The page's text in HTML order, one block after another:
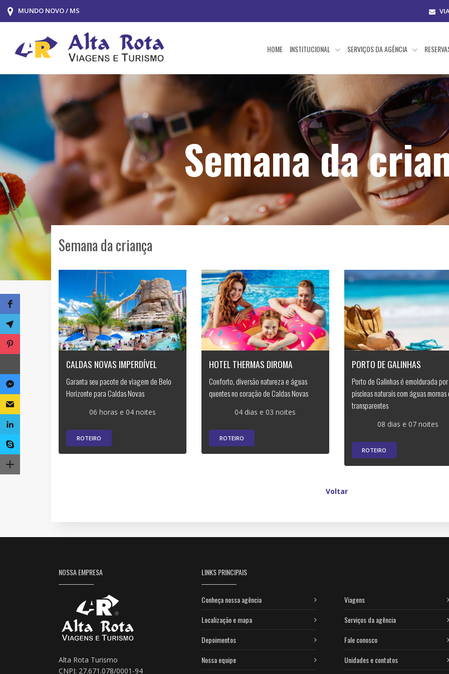
MUNDO NOVO / MS
HOME INSTITUCIONAL SERVIÇOS DA AGÊNCIA
Semana da
Semana da criança
CALDAS NOVAS IMPERDÍVEL
Garanta seu pacote de viagem de Belo
Horizonte para Caldas Novas
06 horas e 04 noites
ROTEIRO
HOTEL THERMAS DIROMA
Conforto, diversão natureza e águas
quentes no coração de Caldas Novas
04 dias e 03 noites
ROTEIRO
PORTO DE GALINHAS
Porto de Galinhas é emoldurada por
piscinas naturais com águas mornas
transparentes
08 dias e 07 noites
ROTEIRO
Voltar
NOSSA EMPRESA
Alta Rota Turismo
CNPJ: 27.671.078/0001-94
LINKS PRINCIPAIS
Conheça nossa agência
Localização e mapa
Depoimentos
Nossa equipe
Viagens
Serviços da agência
Fale conosco
Unidades e contatos